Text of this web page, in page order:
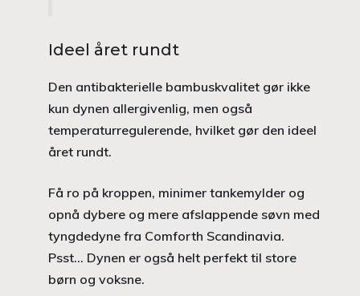
Ideel året rundt
Den antibakterielle bambuskvalitet gør ikke
kun dynen allergivenlig, men også
temperaturregulerende, hvilket gør den ideel
året rundt.
Få ro på kroppen, minimer tankemylder og
opnå dybere og mere afslappende søvn med
tyngdedyne fra Comforth Scandinavia.
Psst… Dynen er også helt perfekt til store
børn og voksne.